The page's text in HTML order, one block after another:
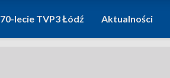
70-lecie TVP3 Łódź Aktualności